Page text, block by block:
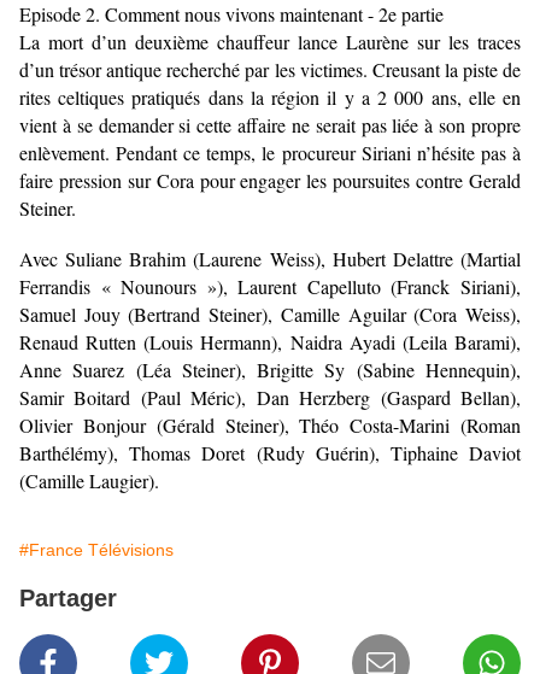
Episode 2. Comment nous vivons maintenant - 2e partie
La mort d’un deuxième chauffeur lance Laurène sur les traces
d’un trésor antique recherché par les victimes. Creusant la piste de
rites celtiques pratiqués dans la région il y a 2 000 ans, elle en
vient à se demander si cette affaire ne serait pas liée à son propre
enlèvement. Pendant ce temps, le procureur Siriani n’hésite pas à
faire pression sur Cora pour engager les poursuites contre Gerald
Steiner.
Avec Suliane Brahim (Laurene Weiss), Hubert Delattre (Martial
Ferrandis « Nounours »), Laurent Capelluto (Franck Siriani),
Samuel Jouy (Bertrand Steiner), Camille Aguilar (Cora Weiss),
Renaud Rutten (Louis Hermann), Naidra Ayadi (Leila Barami),
Anne Suarez (Léa Steiner), Brigitte Sy (Sabine Hennequin),
Samir Boitard (Paul Méric), Dan Herzberg (Gaspard Bellan),
Olivier Bonjour (Gérald Steiner), Théo Costa-Marini (Roman
Barthélémy), Thomas Doret (Rudy Guérin), Tiphaine Daviot
(Camille Laugier).
#France Télévisions
Partager